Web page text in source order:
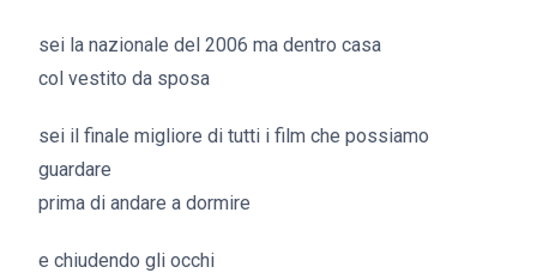
sei la nazionale del 2006 ma dentro casa
col vestito da sposa
sei il finale migliore di tutti i film che possiamo
guardare
prima di andare a dormire
e chiudendo gli occhi